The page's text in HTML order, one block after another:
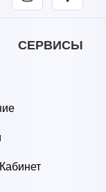
СЕРВИСЫ